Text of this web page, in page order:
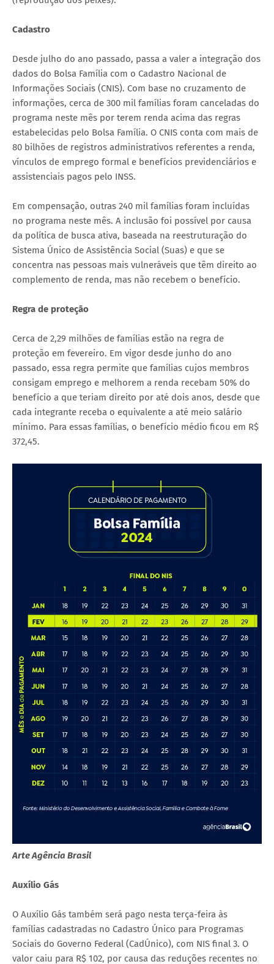
Cadastro
Desde julho do ano passado, passa a valer a integração dos
dados do Bolsa Família com o Cadastro Nacional de
Informações Sociais (CNIS). Com base no cruzamento de
informações, cerca de 300 mil famílias foram canceladas do
programa neste mês por terem renda acima das regras
estabelecidas pelo Bolsa Família. O CNIS conta com mais de
80 bilhões de registros administrativos referentes a renda,
vínculos de emprego formal e benefícios previdenciários e
assistenciais pagos pelo INSS.
Em compensação, outras 240 mil famílias foram incluídas
no programa neste mês. A inclusão foi possível por causa
da política de busca ativa, baseada na reestruturação do
Sistema Único de Assistência Social (Suas) e que se
concentra nas pessoas mais vulneráveis que têm direito ao
complemento de renda, mas não recebem o benefício.
Regra de proteção
Cerca de 2,29 milhões de famílias estão na regra de
proteção em fevereiro. Em vigor desde junho do ano
passado, essa regra permite que famílias cujos membros
consigam emprego e melhorem a renda recebam 50% do
benefício a que teriam direito por até dois anos, desde que
cada integrante receba o equivalente a até meio salário
mínimo. Para essas famílias, o benefício médio ficou em R$
372,45.
Arte Agência Brasil
Auxílio Gás
O Auxílio Gás também será pago nesta terça-feira às
famílias cadastradas no Cadastro Único para Programas
Sociais do Governo Federal (CadÚnico), com NIS final 3. O
valor caiu para R$ 102, por causa das reduções recentes no